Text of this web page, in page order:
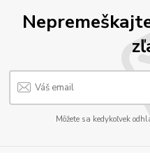
Môžete sa kedykoľvek